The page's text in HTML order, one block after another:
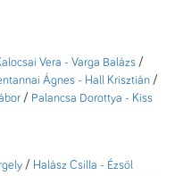
Vera - Varga Balázs /
Ágnes - Hall Krisztián /
/ Palancsa Dorottya - Kiss
/ Halász Csilla - Ézsöl